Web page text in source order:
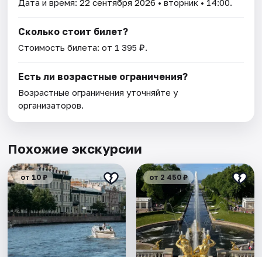
Дата и время:22 сентября 2026 • вторник • 14:00.
Сколько стоит билет?
Стоимость билета: от 1 395 ₽.
Есть ли возрастные ограничения?
Возрастные ограничения уточняйте у
организаторов.
Похожие экскурсии
от 10 ₽ от 2 450 ₽